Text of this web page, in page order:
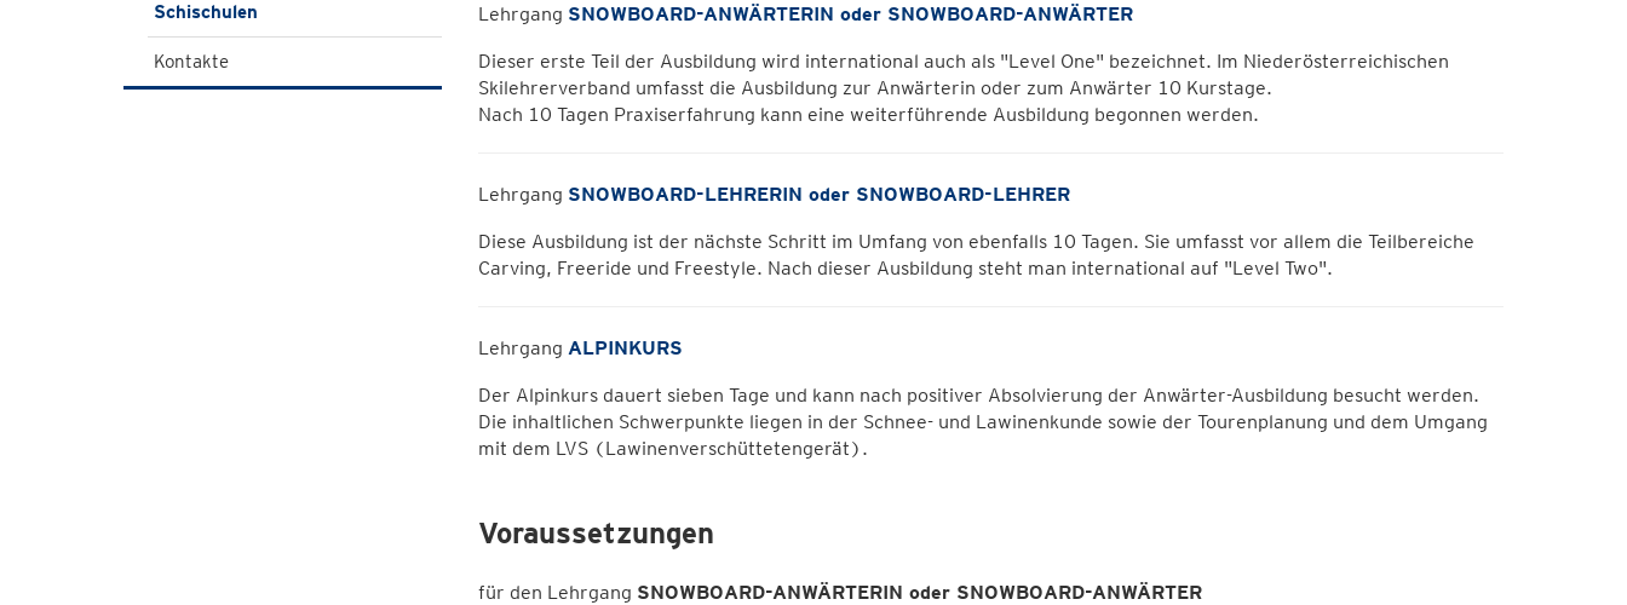
Schischulen
Kontakte
Lehrgang SNOWBOARD-ANWÄRTERIN oder SNOWBOARD-ANWÄRTER
Dieser erste Teil der Ausbildung wird international auch als "Level One" bezeichnet. Im Niederösterreichischen
Skilehrerverband umfasst die Ausbildung zur Anwärterin oder zum Anwärter 10 Kurstage.
Nach 10 Tagen Praxiserfahrung kann eine weiterführende Ausbildung begonnen werden.
Lehrgang SNOWBOARD-LEHRERIN oder SNOWBOARD-LEHRER
Diese Ausbildung ist der nächste Schritt im Umfang von ebenfalls 10 Tagen. Sie umfasst vor allem die Teilbereiche
Carving, Freeride und Freestyle. Nach dieser Ausbildung steht man international auf "Level Two".
Lehrgang ALPINKURS
Der Alpinkurs dauert sieben Tage und kann nach positiver Absolvierung der Anwärter-Ausbildung besucht werden.
Die inhaltlichen Schwerpunkte liegen in der Schnee- und Lawinenkunde sowie der Tourenplanung und dem Umgang
mit dem LVS (Lawinenverschüttetengerät).
Voraussetzungen
für den Lehrgang SNOWBOARD-ANWÄRTERIN oder SNOWBOARD-ANWÄRTER